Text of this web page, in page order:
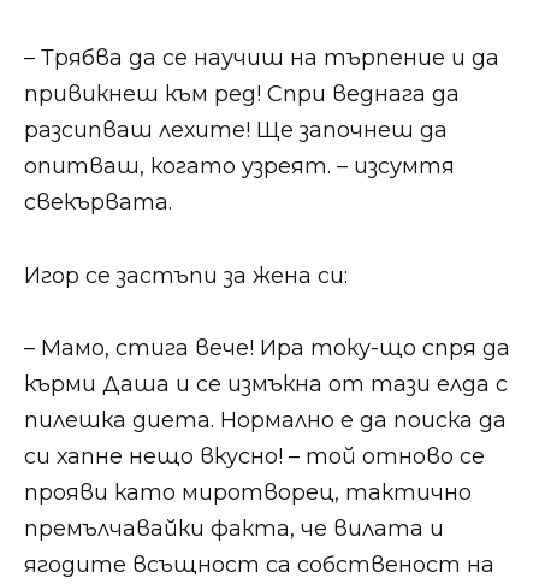
​​​– Трябва да се научиш на търпение и да
привикнеш към ред! Спри веднага да
разсипваш лехите! Ще започнеш да
опитваш, когато узреят. – изсумтя
свекървата.​​
​​​Игор се застъпи за жена си:​​
​​​– Мамо, стига вече! Ира току-що спря да
кърми Даша и се измъкна от тази елда с
пилешка диета. Нормално е да поиска да
си хапне нещо вкусно! – той отново се
прояви като миротворец, тактично
премълчавайки факта, че вилата и
ягодите всъщност са собственост на